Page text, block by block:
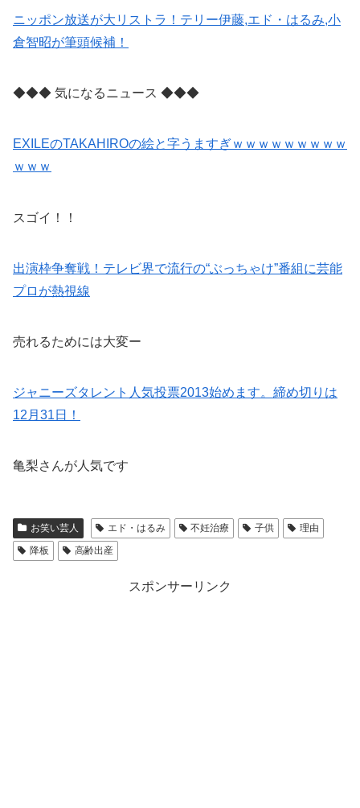
ニッポン放送が大リストラ！テリー伊藤,エド・はるみ,小
倉智昭が筆頭候補！
◆◆◆ 気になるニュース ◆◆◆
EXILEのTAKAHIROの絵と字うますぎｗｗｗｗｗｗｗｗｗ
ｗｗｗ
スゴイ！！
出演枠争奪戦！テレビ界で流行の“ぶっちゃけ”番組に芸能
プロが熱視線
売れるためには大変ー
ジャニーズタレント人気投票2013始めます。締め切りは
12月31日！
亀梨さんが人気です
お笑い芸人 エド・はるみ 不妊治療 子供
理由
降板
高齢出産
スポンサーリンク